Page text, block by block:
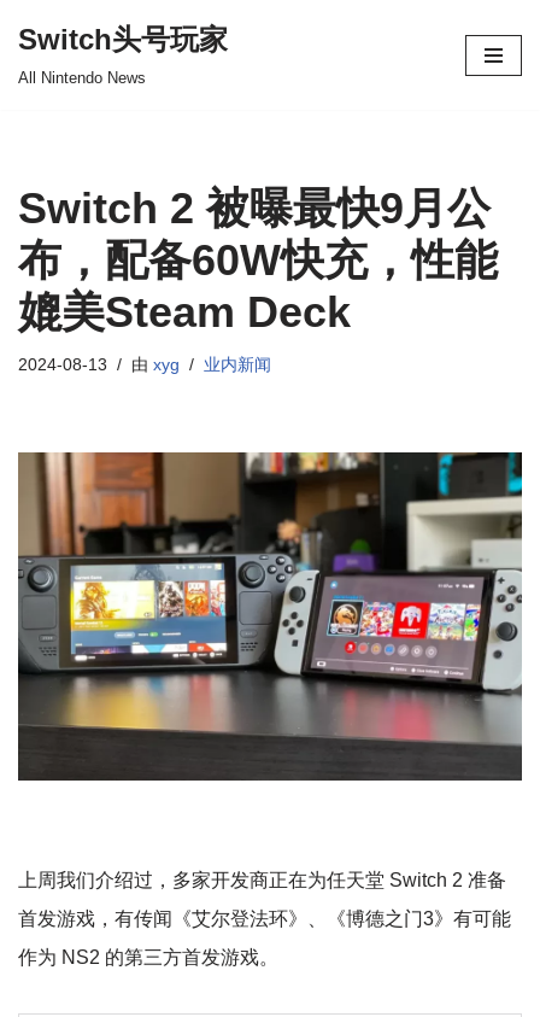
Switch头号玩家
All Nintendo News
Switch 2 被曝最快9月公
布，配备60W快充，性能
媲美Steam Deck
2024-08-13 由 xyg 业内新闻
上周我们介绍过，多家开发商正在为任天堂 Switch 2 准备
首发游戏，有传闻《艾尔登法环》、《博德之门3》有可能
作为 NS2 的第三方首发游戏。